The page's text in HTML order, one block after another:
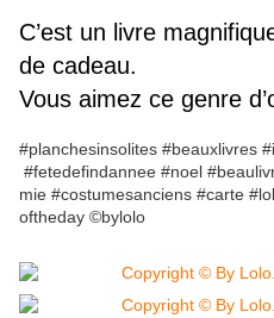
C’est un livre
de cadeau.
Vous aimez ce genre
#planchesinsolites #beauxlivres
#fetedefindannee #noel
mie #costumesanciens #carte
oftheday ©️bylolo